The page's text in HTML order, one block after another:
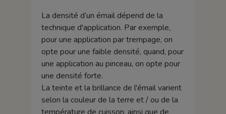
La densité d’un émail dépend de la
technique d'application. Par exemple,
pour une application par trempage, on
opte pour une faible densité, quand, pour
une application au pinceau, on opte pour
une densité forte.
La teinte et la brillance de l'émail varient
selon la couleur de la terre et / ou de la
température de cuisson, ainsi que de